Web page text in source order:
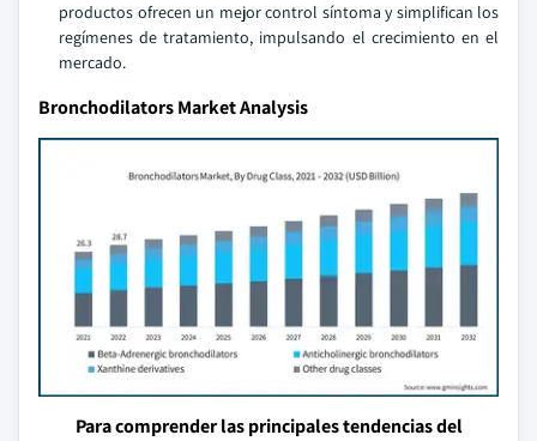
productos ofrecen un mejor control síntoma y simplifican los
regímenes de tratamiento, impulsando el crecimiento en el
mercado.
Bronchodilators Market Analysis
Para comprender las principales tendencias del